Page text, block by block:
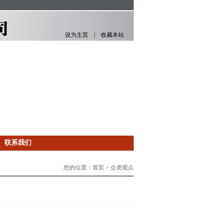
设为主页 收藏本站
联系我们
您的位置：首页 > 企虎观点